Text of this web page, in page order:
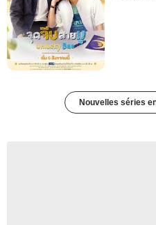
Nouvelles séries